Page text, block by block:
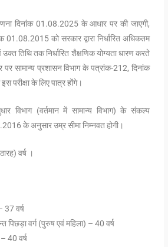
दिनांक 01.08.2025 के आधार पर की जाएगी,
01.08.2015 को सरकार द्वारा निर्धारित अधिकतम
उक्त तिथि तक निर्धारित शैक्षणिक योग्यता धारण करते
पर सामान्य प्रशासन विभाग के पत्रांक-212, दिनांक
के लिए पात्र होंगे।
विभाग (वर्तमान में सामान्य विभाग) के संकल्प
के अनुसार उम्र सीमा निम्नवत होगी।
वर्ष ।
37 वर्ष
पिछड़ा वर्ग (पुरुष एवं महिला) – 40 वर्ष
40 वर्ष